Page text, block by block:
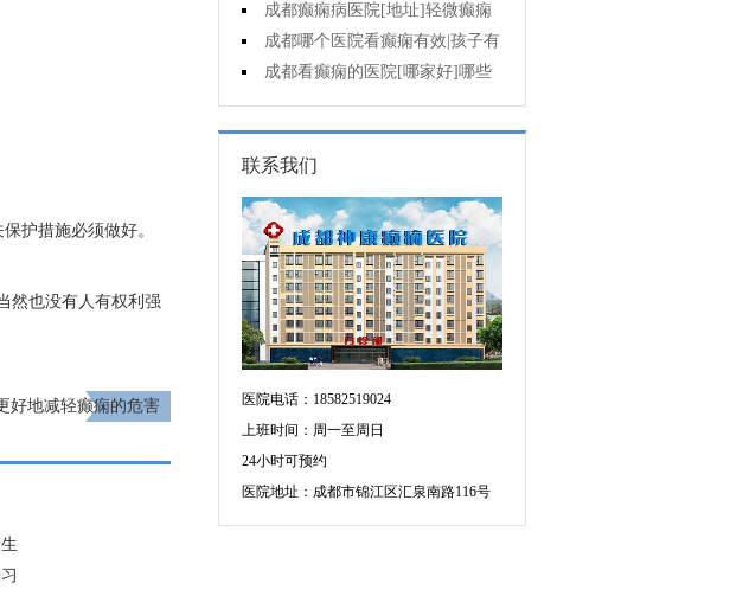
护措施必须做好。
然也没有人有权利强
好地减轻癫痫的危害
病人容易有什么心理?
成都癫痫病医院[地址]轻微癫痫
有治疗的必要吗?
成都哪个医院看癫痫有效|孩子有
癫痫用什么方法治比较好?
成都看癫痫的医院[哪家好]哪些
原因会引发癫痫呢?
联系我们
医院电话：18582519024
上班时间：周一至周日
24小时可预约
医院地址：成都市锦江区汇泉南路116号